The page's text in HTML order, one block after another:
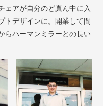
ェアが自分のど真ん中に入
トデザインに。開業して間
らハーマンミラーとの長い